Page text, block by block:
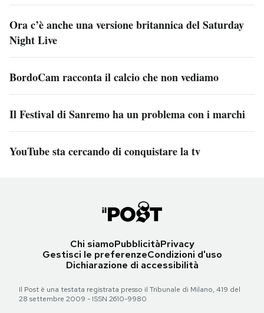
Ora c’è anche una versione britannica del Saturday
Night Live
BordoCam racconta il calcio che non vediamo
Il Festival di Sanremo ha un problema con i marchi
YouTube sta cercando di conquistare la tv
Chi siamoPubblicitàPrivacy
Gestisci le preferenzeCondizioni d'uso
Dichiarazione di accessibilità
Il Post è una testata registrata presso il Tribunale di Milano, 419 del
28 settembre 2009 - ISSN 2610-9980